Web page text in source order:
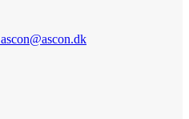
ascon@ascon.dk